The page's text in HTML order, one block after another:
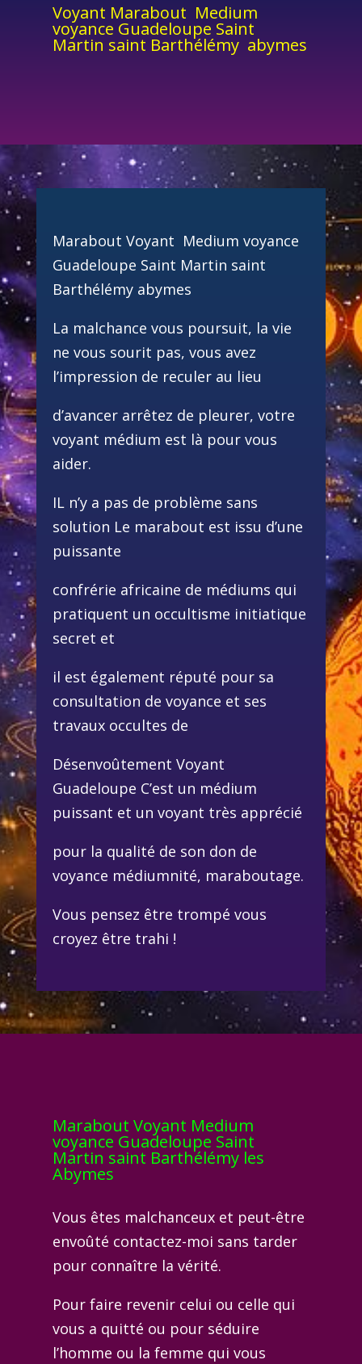
Voyant Marabout Medium
voyance Guadeloupe Saint
Martin saint Barthélémy abymes
Marabout Voyant Medium voyance
Guadeloupe Saint Martin saint
Barthélémy abymes
La malchance vous poursuit, la vie
ne vous sourit pas, vous avez
l’impression de reculer au lieu
d’avancer arrêtez de pleurer, votre
voyant médium est là pour vous
aider.
IL n’y a pas de problème sans
solution Le marabout est issu d’une
puissante
confrérie africaine de médiums qui
pratiquent un occultisme initiatique
secret et
il est également réputé pour sa
consultation de voyance et ses
travaux occultes de
Désenvoûtement Voyant
Guadeloupe C’est un médium
puissant et un voyant très apprécié
pour la qualité de son don de
voyance médiumnité, maraboutage.
Vous pensez être trompé vous
croyez être trahi !
Marabout Voyant Medium
voyance Guadeloupe Saint
Martin saint Barthélémy les
Abymes
Vous êtes malchanceux et peut-être
envoûté contactez-moi sans tarder
pour connaître la vérité.
Pour faire revenir celui ou celle qui
vous a quitté ou pour séduire
l’homme ou la femme qui vous